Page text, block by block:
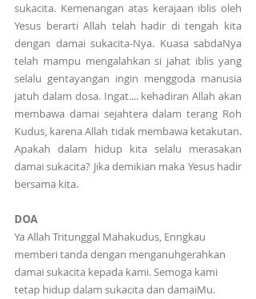
sukacita. Kemenangan atas kerajaan iblis oleh
Yesus berarti Allah telah hadir di tengah kita
dengan damai sukacita-Nya. Kuasa sabdaNya
telah mampu mengalahkan si jahat iblis yang
selalu gentayangan ingin menggoda manusia
jatuh dalam dosa. Ingat.... kehadiran Allah akan
membawa damai sejahtera dalam terang Roh
Kudus, karena Allah tidak membawa ketakutan.
Apakah dalam hidup kita selalu merasakan
damai sukacita? Jika demikian maka Yesus hadir
bersama kita.
DOA
Ya Allah Tritunggal Mahakudus, Enngkau
memberi tanda dengan menganuhgerahkan
damai sukacita kepada kami. Semoga kami
tetap hidup dalam sukacita dan damaiMu.